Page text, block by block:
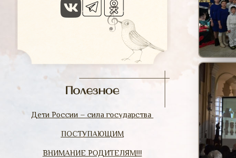
Полезное
Дети России – сила государства
ПОСТУПАЮЩИМ
ВНИМАНИЕ РОДИТЕЛЯМ!!!